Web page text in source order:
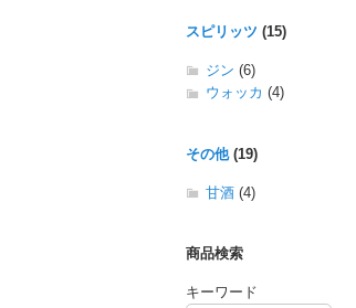
スピリッツ (15)
ジン (6)
ウォッカ (4)
その他(19)
甘酒 (4)
商品検索
キーワード